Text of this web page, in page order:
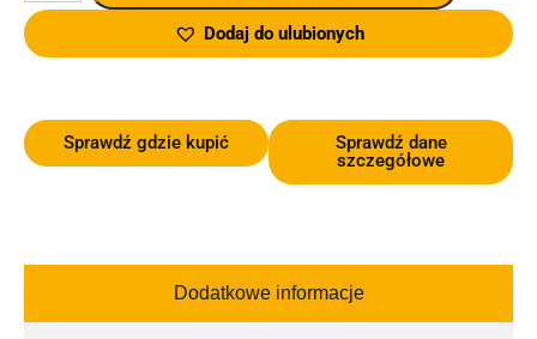
Dodaj do ulubionych
Sprawdź gdzie kupić
Sprawdź dane
szczegółowe
Dodatkowe informacje